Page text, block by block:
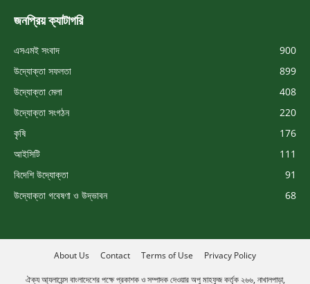
জনপ্রিয় ক্যাটাগরি
এসএমই সংবাদ
900
উদ্যোক্তা সফলতা
899
উদ্যোক্তা মেলা
408
উদ্যোক্তা সংগঠন
220
কৃষি
176
আইসিটি
111
বিদেশি উদ্যোক্তা
91
উদ্যোক্তা গবেষণা ও উদ্ভাবন
68
About Us Contact Terms of Use Privacy Policy
ঐক্য আ্যলায়েন্স বাংলাদেশের পক্ষে প্রকাশক ও সম্পাদক দেওয়ার অপু মাহফুজ কর্তৃক ২৬৬, নাখালপাড়া,